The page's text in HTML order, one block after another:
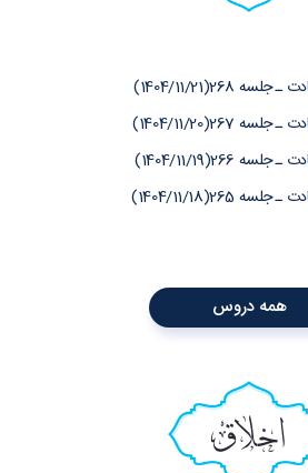
11/21)
11/20)
11/19)
11/18)
همه دروس
اخلاق